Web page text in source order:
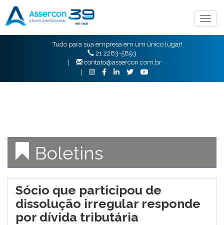
Tudo para sua empresa em um único lugar!
21 2263-5893
contato@assercon.com.br
Boletins
Sócio que participou de
dissolução irregular responde
por dívida tributária